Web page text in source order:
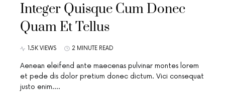
Integer Quisque Cum Donec
Quam Et Tellus
1.5K VIEWS 2 MINUTE READ
Aenean eleifend ante maecenas pulvinar montes lorem
et pede dis dolor pretium donec dictum. Vici consequat
justo enim.…